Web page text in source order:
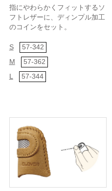
指にやわらかくフィットするソ
フトレザーに、ディンプル加工
のコインをセット。
S
57-342
M
57-362
L
57-344